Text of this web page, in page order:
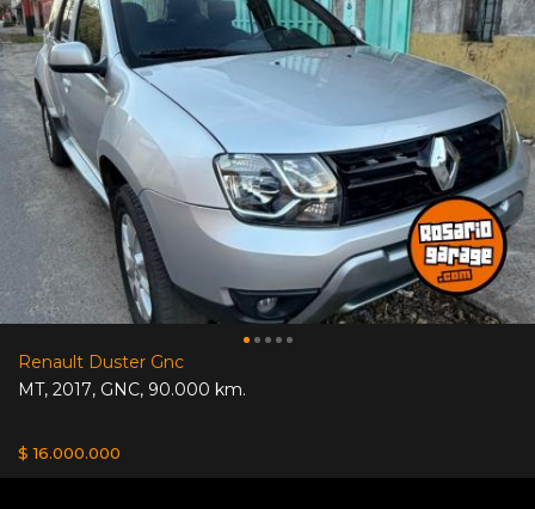
Renault Duster Gnc
MT, 2017, GNC, 90.000 km.
$ 16.000.000